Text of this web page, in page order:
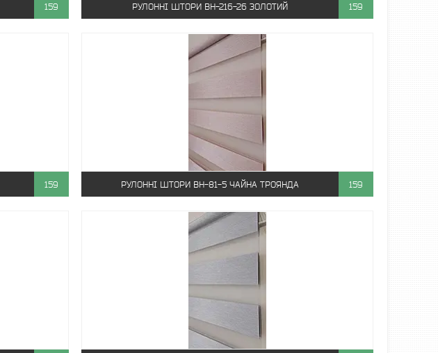
159 РУЛОННІ ШТОРИ ВН-216-26 ЗОЛОТИЙ 159
159 РУЛОННІ ШТОРИ ВН-81-5 ЧАЙНА ТРОЯНДА 159